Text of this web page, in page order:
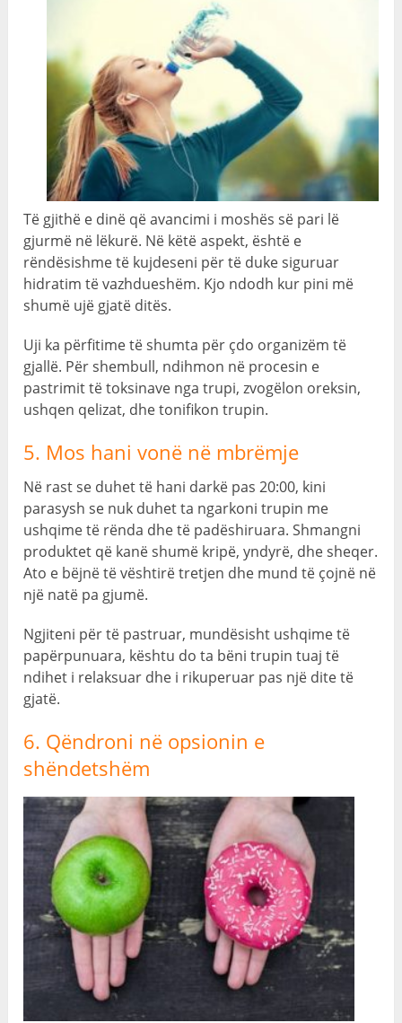
Të gjithë e dinë që avancimi i moshës së pari lë
gjurmë në lëkurë. Në këtë aspekt, është e
rëndësishme të kujdeseni për të duke siguruar
hidratim të vazhdueshëm. Kjo ndodh kur pini më
shumë ujë gjatë ditës.
Uji ka përfitime të shumta për çdo organizëm të
gjallë. Për shembull, ndihmon në procesin e
pastrimit të toksinave nga trupi, zvogëlon oreksin,
ushqen qelizat, dhe tonifikon trupin.
5. Mos hani vonë në mbrëmje
Në rast se duhet të hani darkë pas 20:00, kini
parasysh se nuk duhet ta ngarkoni trupin me
ushqime të rënda dhe të padëshiruara. Shmangni
produktet që kanë shumë kripë, yndyrë, dhe sheqer.
Ato e bëjnë të vështirë tretjen dhe mund të çojnë në
një natë pa gjumë.
Ngjiteni për të pastruar, mundësisht ushqime të
papërpunuara, kështu do ta bëni trupin tuaj të
ndihet i relaksuar dhe i rikuperuar pas një dite të
gjatë.
6. Qëndroni në opsionin e
shëndetshëm